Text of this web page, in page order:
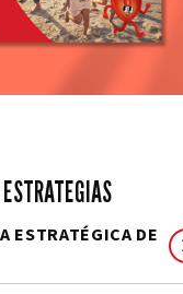
ESTRATÉGICA DE